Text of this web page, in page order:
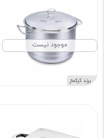
موجود نیست
برند کرکماز